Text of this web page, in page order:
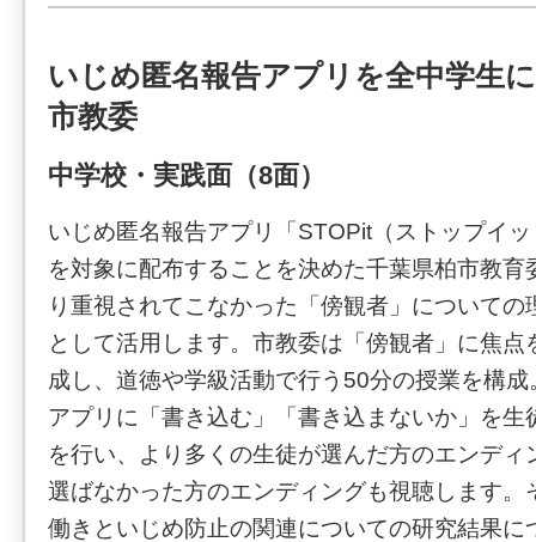
いじめ匿名報告アプリを全中学生
市教委
中学校・実践面（8面）
いじめ匿名報告アプリ「STOPit（ストップイ
を対象に配布することを決めた千葉県柏市教育
り重視されてこなかった「傍観者」について
として活用します。市教委は「傍観者」に焦点
成し、道徳や学級活動で行う50分の授業を構
アプリに「書き込む」「書き込まないか」を生
を行い、より多くの生徒が選んだ方のエンディ
選ばなかった方のエンディングも視聴します。
働きといじめ防止の関連についての研究結果に